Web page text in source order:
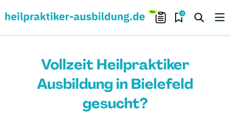
0
Vollzeit Heilpraktiker
Ausbildung in Bielefeld
gesucht?